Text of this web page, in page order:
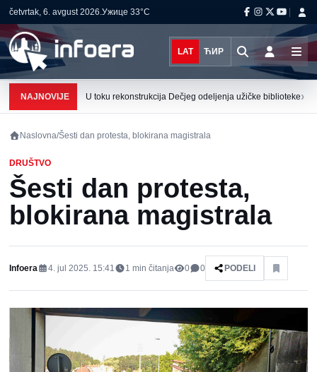
četvrtak, 6. avgust 2026.Ужице 33°C
LAT ЋИР
NAJNOVIJE U toku rekonstrukcija Dečjeg odeljenja užičke biblioteke›
Naslovna/Šesti dan protesta, blokirana magistrala
DRUŠTVO
Šesti dan protesta,
blokirana magistrala
Infoera 4. jul 2025. 15:41 1 min čitanja 0 0 PODELI